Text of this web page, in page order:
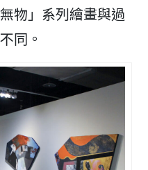
物」系列繪畫與過
同。